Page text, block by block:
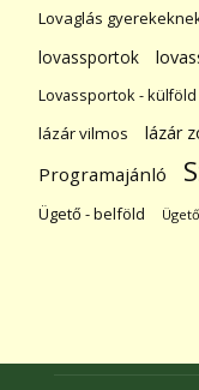
Lovaglás
lovassportok
Lovassportok - külföld
lázár vilmos lázár
Programajánló
Ügető - belföld